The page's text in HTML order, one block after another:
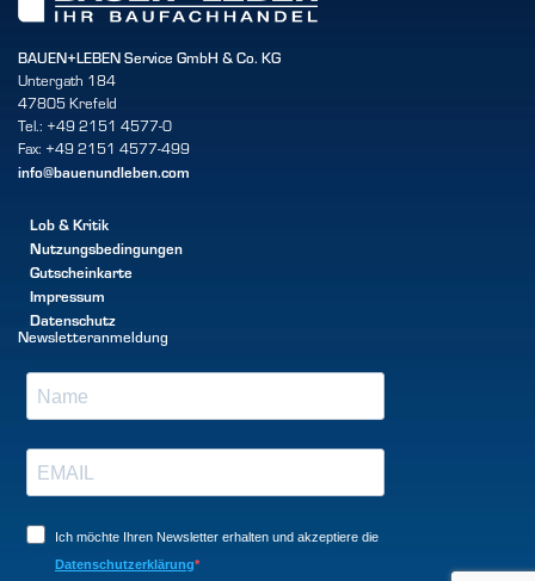
BAUEN+LEBEN Service GmbH & Co. KG
Untergath 184
47805 Krefeld
Tel.: +49 2151 4577-0
Fax: +49 2151 4577-499
info@bauenundleben.com
Lob & Kritik
Nutzungsbedingungen
Gutscheinkarte
Impressum
Datenschutz
Newsletteranmeldung
Ich möchte Ihren Newsletter erhalten und akzeptiere die
Datenschutzerklärung